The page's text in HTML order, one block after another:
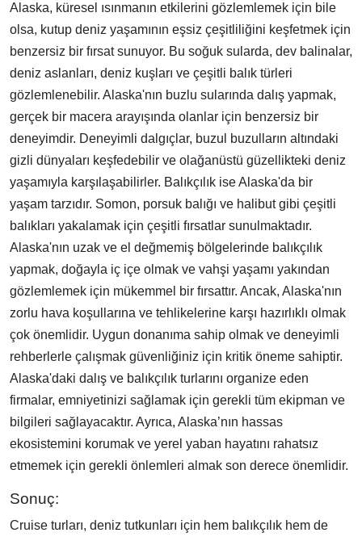
Alaska, küresel ısınmanın etkilerini gözlemlemek için bile
olsa, kutup deniz yaşamının eşsiz çeşitliliğini keşfetmek için
benzersiz bir fırsat sunuyor. Bu soğuk sularda, dev balinalar,
deniz aslanları, deniz kuşları ve çeşitli balık türleri
gözlemlenebilir. Alaska'nın buzlu sularında dalış yapmak,
gerçek bir macera arayışında olanlar için benzersiz bir
deneyimdir. Deneyimli dalgıçlar, buzul buzulların altındaki
gizli dünyaları keşfedebilir ve olağanüstü güzellikteki deniz
yaşamıyla karşılaşabilirler. Balıkçılık ise Alaska'da bir
yaşam tarzıdır. Somon, porsuk balığı ve halibut gibi çeşitli
balıkları yakalamak için çeşitli fırsatlar sunulmaktadır.
Alaska'nın uzak ve el değmemiş bölgelerinde balıkçılık
yapmak, doğayla iç içe olmak ve vahşi yaşamı yakından
gözlemlemek için mükemmel bir fırsattır. Ancak, Alaska'nın
zorlu hava koşullarına ve tehlikelerine karşı hazırlıklı olmak
çok önemlidir. Uygun donanıma sahip olmak ve deneyimli
rehberlerle çalışmak güvenliğiniz için kritik öneme sahiptir.
Alaska'daki dalış ve balıkçılık turlarını organize eden
firmalar, emniyetinizi sağlamak için gerekli tüm ekipman ve
bilgileri sağlayacaktır. Ayrıca, Alaska’nın hassas
ekosistemini korumak ve yerel yaban hayatını rahatsız
etmemek için gerekli önlemleri almak son derece önemlidir.
Sonuç:
Cruise turları, deniz tutkunları için hem balıkçılık hem de